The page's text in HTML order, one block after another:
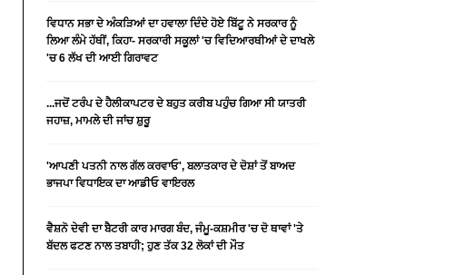
ਵਿਧਾਨ ਸਭਾ ਦੇ ਅੰਕੜਿਆਂ ਦਾ ਹਵਾਲਾ ਦਿੰਦੇ ਹੋਏ ਬਿੱਟੂ ਨੇ ਸਰਕਾਰ ਨੂੰ
ਲਿਆ ਲੰਮੇ ਹੱਥੀਂ, ਕਿਹਾ- ਸਰਕਾਰੀ ਸਕੂਲਾਂ 'ਚ ਵਿਦਿਆਰਥੀਆਂ ਦੇ ਦਾਖਲੇ
'ਚ 6 ਲੱਖ ਦੀ ਆਈ ਗਿਰਾਵਟ
...ਜਦੋਂ ਟਰੰਪ ਦੇ ਹੈਲੀਕਾਪਟਰ ਦੇ ਬਹੁਤ ਕਰੀਬ ਪਹੁੰਚ ਗਿਆ ਸੀ ਯਾਤਰੀ
ਜਹਾਜ਼, ਮਾਮਲੇ ਦੀ ਜਾਂਚ ਸ਼ੁਰੂ
'ਆਪਣੀ ਪਤਨੀ ਨਾਲ ਗੱਲ ਕਰਵਾਓ', ਬਲਾਤਕਾਰ ਦੇ ਦੋਸ਼ਾਂ ਤੋਂ ਬਾਅਦ
ਭਾਜਪਾ ਵਿਧਾਇਕ ਦਾ ਆਡੀਓ ਵਾਇਰਲ
ਵੈਸ਼ਨੋ ਦੇਵੀ ਦਾ ਬੈਟਰੀ ਕਾਰ ਮਾਰਗ ਬੰਦ, ਜੰਮੂ-ਕਸ਼ਮੀਰ 'ਚ ਦੋ ਥਾਵਾਂ 'ਤੇ
ਬੱਦਲ ਫਟਣ ਨਾਲ ਤਬਾਹੀ; ਹੁਣ ਤੱਕ 32 ਲੋਕਾਂ ਦੀ ਮੌਤ